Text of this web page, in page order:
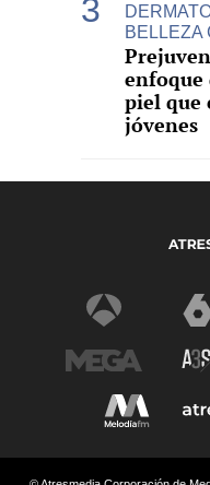
BELLEZA
enfoque
piel que
jóvenes